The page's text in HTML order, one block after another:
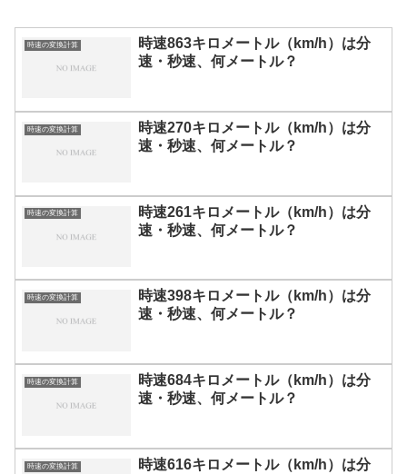
時速の変換計算
時速863キロメートル（km/h）は分
速・秒速、何メートル？
時速の変換計算
時速270キロメートル（km/h）は分
速・秒速、何メートル？
時速の変換計算
時速261キロメートル（km/h）は分
速・秒速、何メートル？
時速の変換計算
時速398キロメートル（km/h）は分
速・秒速、何メートル？
時速の変換計算
時速684キロメートル（km/h）は分
速・秒速、何メートル？
時速の変換計算
時速616キロメートル（km/h）は分